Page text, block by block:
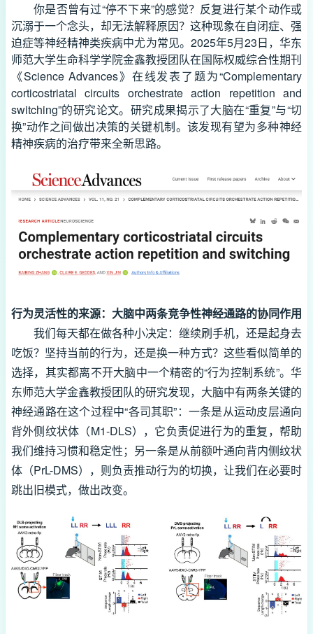
你是否曾有过“停不下来”的感觉？反复进行某个动作或
沉溺于一个念头，却无法解释原因？这种现象在自闭症、强
迫症等神经精神类疾病中尤为常见。2025年5月23日，华东
师范大学生命科学学院金鑫教授团队在国际权威综合性期刊
《Science Advances》在线发表了题为“Complementary
corticostriatal circuits orchestrate action repetition and
switching”的研究论文。研究成果揭示了大脑在“重复”与“切
换”动作之间做出决策的关键机制。该发现有望为多种神经
精神疾病的治疗带来全新思路。
行为灵活性的来源：大脑中两条竞争性神经通路的协同作用
我们每天都在做各种小决定：继续刷手机，还是起身去
吃饭？坚持当前的行为，还是换一种方式？这些看似简单的
选择，其实都离不开大脑中一个精密的“行为控制系统”。华
东师范大学金鑫教授团队的研究发现，大脑中有两条关键的
神经通路在这个过程中“各司其职”：一条是从运动皮层通向
背外侧纹状体（M1-DLS），它负责促进行为的重复，帮助
我们维持习惯和稳定性；另一条是从前额叶通向背内侧纹状
体（PrL-DMS），则负责推动行为的切换，让我们在必要时
跳出旧模式，做出改变。